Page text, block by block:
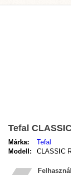
Tefal
Márka:
Tefal
Modell:
CLASSIC